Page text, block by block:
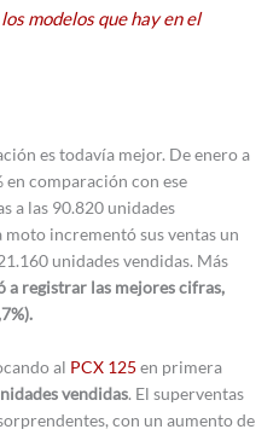
modelos que hay en el
es todavía mejor. De enero a
en comparación con ese
a las 90.820 unidades
incrementó sus ventas un
unidades vendidas. Más
a registrar las mejores cifras,
al PCX 125 en primera
vendidas. El superventas
con un aumento de